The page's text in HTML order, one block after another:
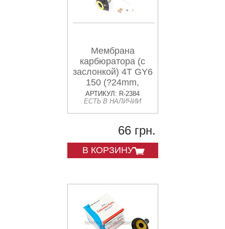
Мембрана
карбюратора (с
заслонкой) 4T GY6
150 (?24mm,
основная) CK
АРТИКУЛ: R-2384
ЕСТЬ В НАЛИЧИИ
66 грн.
В КОРЗИНУ